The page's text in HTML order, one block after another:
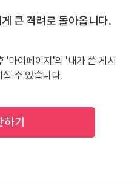
큰 격려로 돌아옵니다.
'마이페이지'의 '내가 쓴 게시
수 있습니다.
하기